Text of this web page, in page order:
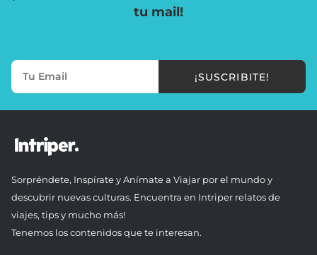
tu mail!
¡SUSCRIBITE!
Sorpréndete, Inspírate y Anímate a Viajar por el mundo y
descubrir nuevas culturas. Encuentra en Intriper relatos de
viajes, tips y mucho más!
Tenemos los contenidos que te interesan.